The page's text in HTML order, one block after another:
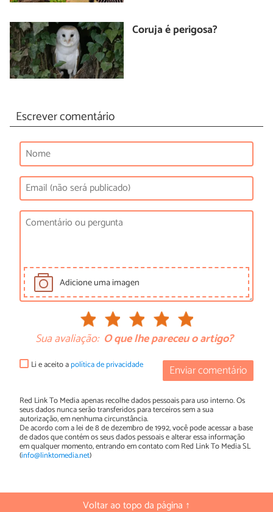
Coruja é perigosa?
Escrever comentário
Adicione uma imagen
Sua avaliação: O que lhe pareceu o artigo?
Enviar comentário
Li e aceito apolítica de privacidade
Red Link To Media apenas recolhe dados pessoais para uso interno. Os
seus dados nunca serão transferidos para terceiros sem a sua
autorização, em nenhuma circunstância.
De acordo com a lei de 8 de dezembro de 1992, você pode acessar a base
de dados que contém os seus dados pessoais e alterar essa informação
em qualquer momento, entrando em contato com Red Link To Media SL
(info@linktomedia.net)
Voltar ao topo da página ↑